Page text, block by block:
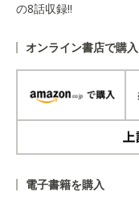
の8話収録!!
オンライン書店で購入
電子書籍を購入